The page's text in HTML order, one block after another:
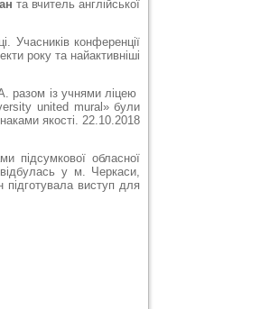
та вчитель англійської
Учасників конференції
року та найактивніші
разом із учнями ліцею
united mural» були
якості. 22.10.2018
підсумкової обласної
у м. Черкаси,
виступ для